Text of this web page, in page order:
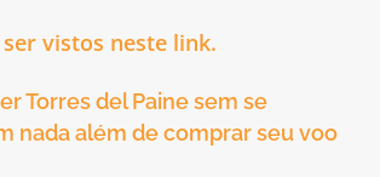
vistos neste link.
Torres del Paine sem se
nada além de comprar seu voo